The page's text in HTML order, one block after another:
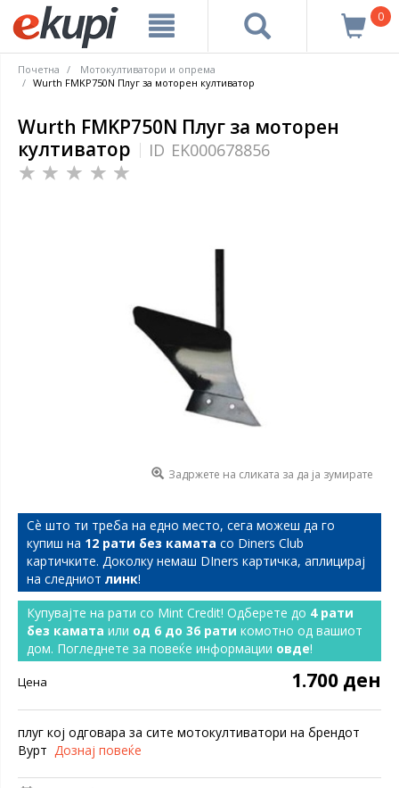
0
Почетна
Мотокултиватори и опрема
Wurth FMKP750N Плуг за моторен култиватор
Wurth FMKP750N Плуг за моторен
култиватор
ID EK000678856
Задржете на сликата за да ја зумирате
Сѐ што ти треба на едно место, сега можеш да го
купиш на 12 рати без камата со Diners Club
картичките. Доколку немаш DIners картичка, аплицирај
на следниот линк!
Купувајте на рати со Mint Credit! Одберете до 4 рати
без камата или од 6 до 36 рати комотно од вашиот
дом. Погледнете за повеќе информации овде!
Цена 1.700 ден
плуг кој одговара за сите мотокултиватори на брендот
Вурт Дознај повеќе